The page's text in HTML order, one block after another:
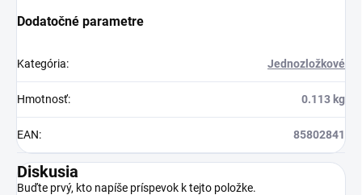
Dodatočné parametre
Kategória: Jednozložkové
Hmotnosť: 0.113 kg
EAN: 85802841
Diskusia
Buďte prvý, kto napíše príspevok k tejto položke.